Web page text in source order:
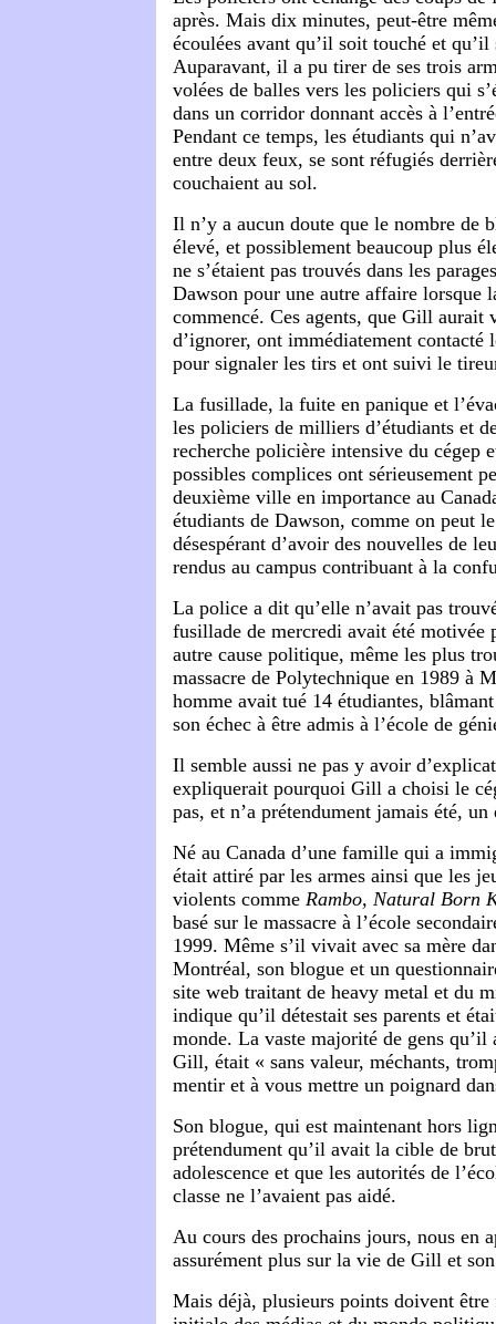
après. Mais dix minutes, peut-être
écoulées avant qu’il soit touché et qu’il
Auparavant, il a pu tirer de ses trois
volées de balles vers les policiers qui
dans un corridor donnant accès à
Pendant ce temps, les étudiants qui
entre deux feux, se sont réfugiés
couchaient au sol.
Il n’y a aucun doute que le nombre de
élevé, et possiblement beaucoup plus
ne s’étaient pas trouvés dans les
Dawson pour une autre affaire lorsque
commencé. Ces agents, que Gill aurait
d’ignorer, ont immédiatement contacté
pour signaler les tirs et ont suivi le
La fusillade, la fuite en panique et
les policiers de milliers d’étudiants et
recherche policière intensive du cégep
possibles complices ont sérieusement
deuxième ville en importance au
étudiants de Dawson, comme on peut
désespérant d’avoir des nouvelles de
rendus au campus contribuant à la
La police a dit qu’elle n’avait pas
fusillade de mercredi avait été motivée
autre cause politique, même les plus
massacre de Polytechnique en 1989 à
homme avait tué 14 étudiantes,
son échec à être admis à l’école de
Il semble aussi ne pas y avoir
expliquerait pourquoi Gill a choisi le
pas, et n’a prétendument jamais été,
Né au Canada d’une famille qui a
était attiré par les armes ainsi que les
violents comme Rambo, Natural Born
basé sur le massacre à l’école
1999. Même s’il vivait avec sa mère
Montréal, son blogue et un
site web traitant de heavy metal et du
indique qu’il détestait ses parents et
monde. La vaste majorité de gens qu’il
Gill, était « sans valeur, méchants,
mentir et à vous mettre un poignard
Son blogue, qui est maintenant hors
prétendument qu’il avait la cible de
adolescence et que les autorités de
classe ne l’avaient pas aidé.
Au cours des prochains jours, nous en
assurément plus sur la vie de Gill et
Mais déjà, plusieurs points doivent